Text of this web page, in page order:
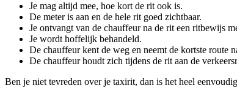
Je mag altijd mee, hoe kort de rit ook is.
De meter is aan en de hele rit goed zichtbaar.
Je ontvangt van de chauffeur na de rit een ritbewijs
Je wordt hoffelijk behandeld.
De chauffeur kent de weg en neemt de kortste route
De chauffeur houdt zich tijdens de rit aan de
Ben je niet tevreden over je taxirit, dan is het heel